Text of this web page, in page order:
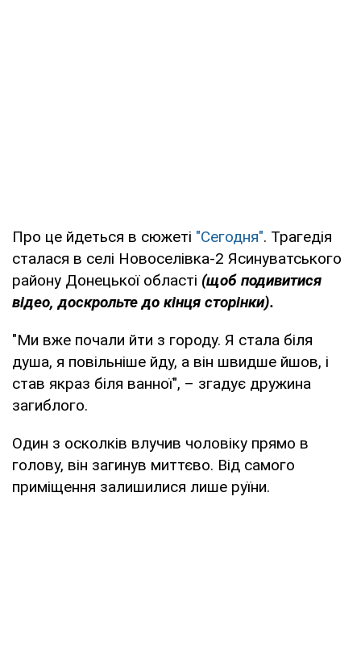
Про це йдеться в сюжеті "Сегодня". Трагедія
сталася в селі Новоселівка-2 Ясинуватського
району Донецької області (щоб подивитися
відео, доскрольте до кінця сторінки).
"Ми вже почали йти з городу. Я стала біля
душа, я повільніше йду, а він швидше йшов, і
став якраз біля ванної", – згадує дружина
загиблого.
Один з осколків влучив чоловіку прямо в
голову, він загинув миттєво. Від самого
приміщення залишилися лише руїни.